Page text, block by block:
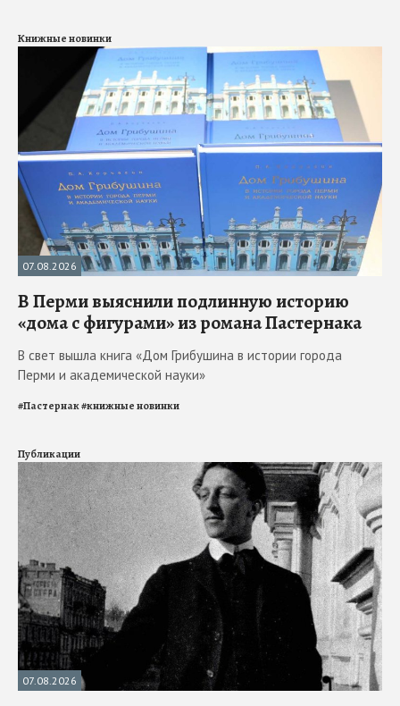
Книжные новинки
07.08.2026
В Перми выяснили подлинную историю
«дома с фигурами» из романа Пастернака
В свет вышла книга «Дом Грибушина в истории города
Перми и академической науки»
#Пастернак#книжные новинки
Публикации
07.08.2026